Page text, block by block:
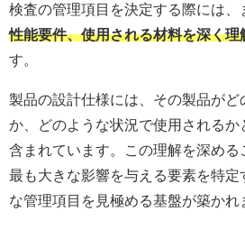
検査の管理項目を決定する際には、
性能要件、使用される材料を深く理
す。
製品の設計仕様には、その製品がど
か、どのような状況で使用される
含まれています。この理解を深める
最も大きな影響を与える要素を特
な管理項目を見極める基盤が築かれ